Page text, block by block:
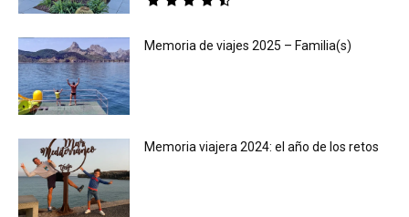
Memoria de viajes 2025 – Familia(s)
Memoria viajera 2024: el año de los retos